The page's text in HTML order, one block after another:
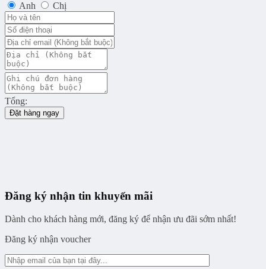
Anh
Chị
Tổng:
Đặt hàng ngay
Đăng ký nhận tin khuyến mãi
Dành cho khách hàng mới, đăng ký để nhận ưu đãi sớm nhất!
Đăng ký nhận voucher